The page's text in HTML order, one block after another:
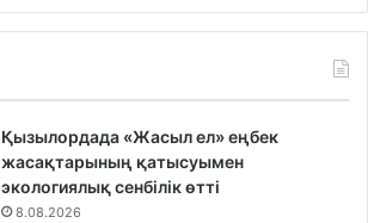
Қызылордада «Жасыл ел» еңбек
жасақтарының қатысуымен
экологиялық сенбілік өтті
8.08.2026